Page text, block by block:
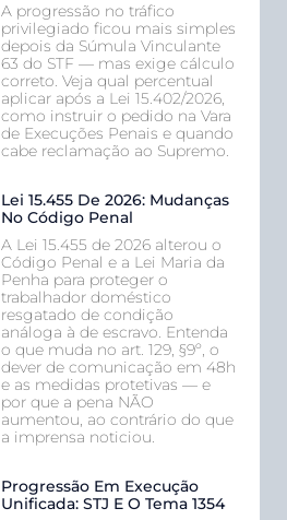
A progressão no tráfico
privilegiado ficou mais simples
depois da Súmula Vinculante
63 do STF — mas exige cálculo
correto. Veja qual percentual
aplicar após a Lei 15.402/2026,
como instruir o pedido na Vara
de Execuções Penais e quando
cabe reclamação ao Supremo.
Lei 15.455 De 2026: Mudanças
No Código Penal
A Lei 15.455 de 2026 alterou o
Código Penal e a Lei Maria da
Penha para proteger o
trabalhador doméstico
resgatado de condição
análoga à de escravo. Entenda
o que muda no art. 129, §9º, o
dever de comunicação em 48h
e as medidas protetivas — e
por que a pena NÃO
aumentou, ao contrário do que
a imprensa noticiou.
Progressão Em Execução
Unificada: STJ E O Tema 1354